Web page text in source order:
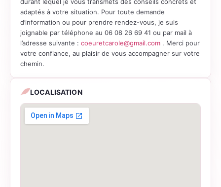
adaptés à votre situation. Pour toute demande
d’information ou pour prendre rendez-vous, je suis
joignable par téléphone au 06 08 26 69 41 ou par mail à
l’adresse suivante : coeuretcarole@gmail.com . Merci pour
votre confiance, au plaisir de vous accompagner sur votre
chemin.
LOCALISATION